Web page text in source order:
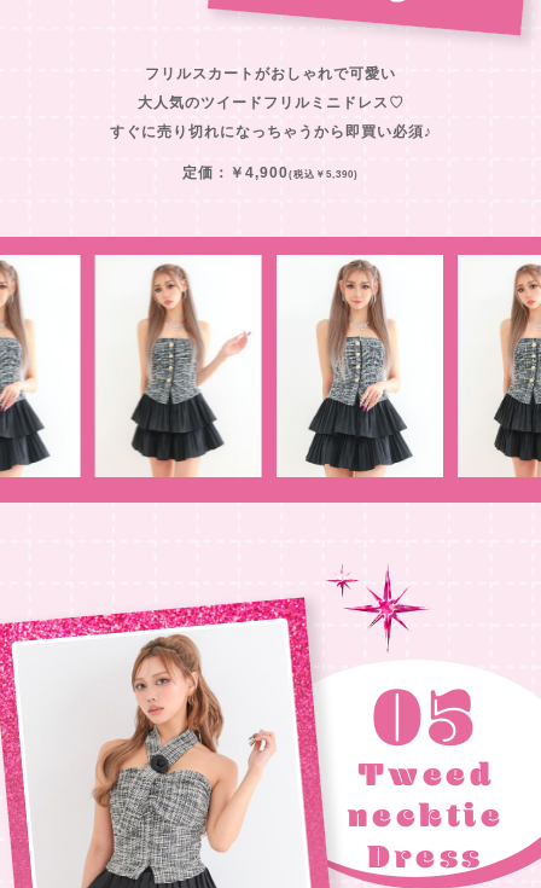
フリルスカートがおしゃれで可愛い
大人気のツイードフリルミニドレス♡
すぐに売り切れになっちゃうから即買い必須♪
定価：￥4,900(税込￥5,390)
05
Tweed
necktie
Dress